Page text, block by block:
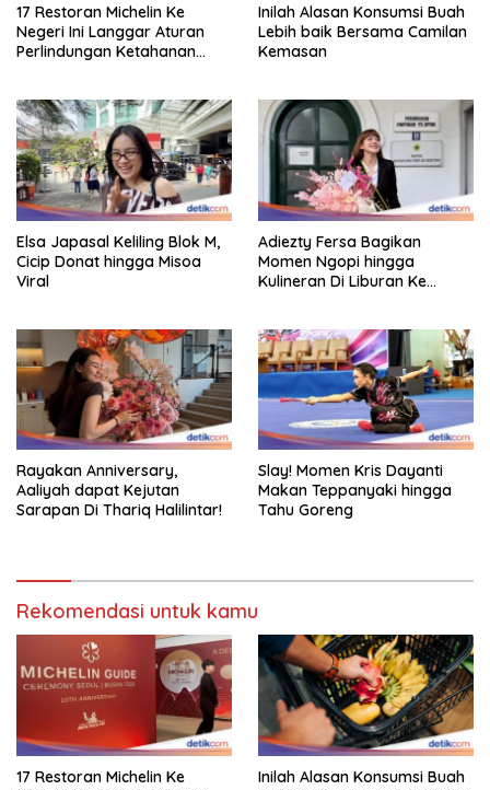
17 Restoran Michelin Ke
Negeri Ini Langgar Aturan
Perlindungan Ketahanan
Inilah Alasan Konsumsi Buah
Lebih baik Bersama Camilan
Kemasan
Elsa Japasal Keliling Blok M,
Cicip Donat hingga Misoa
Viral
Adiezty Fersa Bagikan
Momen Ngopi hingga
Kulineran Di Liburan Ke
Rayakan Anniversary,
Aaliyah dapat Kejutan
Sarapan Di Thariq Halilintar!
Slay! Momen Kris Dayanti
Makan Teppanyaki hingga
Tahu Goreng
Rekomendasi untuk kamu
17 Restoran Michelin Ke
Inilah Alasan Konsumsi Buah